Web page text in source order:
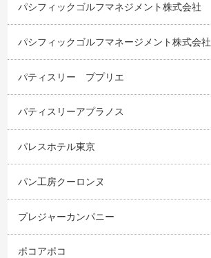
パシフィックゴルフマネジメント株式会社
パシフィックゴルフマネージメント株式会社
パティスリー ププリエ
パティスリーアプラノス
パレスホテル東京
パン工房クーロンヌ
プレジャーカンパニー
ポコアポコ